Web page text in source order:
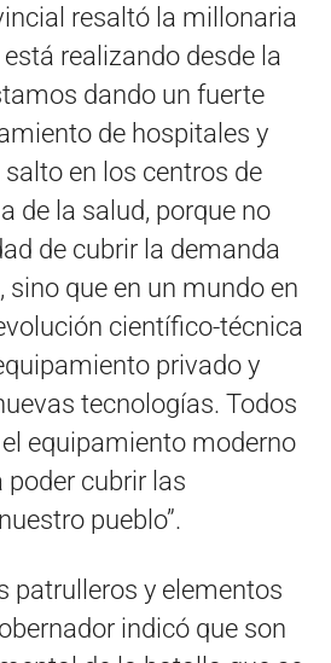
resaltó la millonaria
realizando desde la
dando un fuerte
de hospitales y
en los centros de
de la salud, porque no
de cubrir la demanda
sino que en un mundo en
científico-técnica
privado y
tecnologías. Todos
equipamiento moderno
poder cubrir las
pueblo”.
patrulleros y elementos
indicó que son